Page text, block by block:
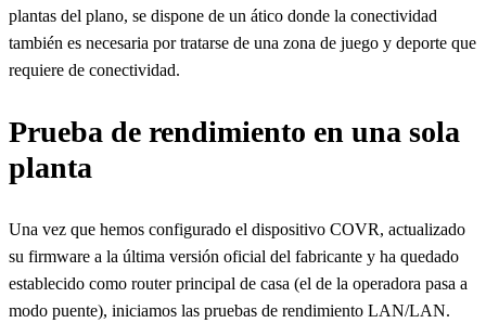
plantas del plano, se dispone de un ático donde la conectividad
también es necesaria por tratarse de una zona de juego y deporte que
requiere de conectividad.
Prueba de rendimiento en una sola
planta
Una vez que hemos configurado el dispositivo COVR, actualizado
su firmware a la última versión oficial del fabricante y ha quedado
establecido como router principal de casa (el de la operadora pasa a
modo puente), iniciamos las pruebas de rendimiento LAN/LAN.